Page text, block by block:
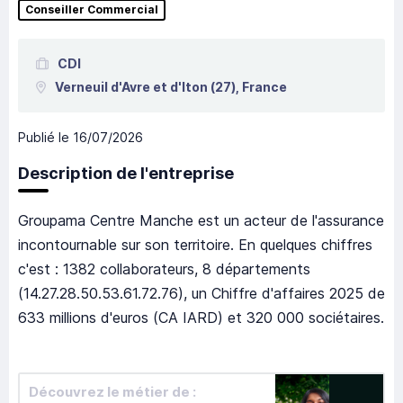
Conseiller Commercial
CDI
Verneuil d'Avre et d'Iton (27), France
Publié le 16/07/2026
Description de l'entreprise
Groupama Centre Manche est un acteur de l'assurance
incontournable sur son territoire. En quelques chiffres
c'est : 1382 collaborateurs, 8 départements
(14.27.28.50.53.61.72.76), un Chiffre d'affaires 2025 de
633 millions d'euros (CA IARD) et 320 000 sociétaires.
Découvrez le métier de :